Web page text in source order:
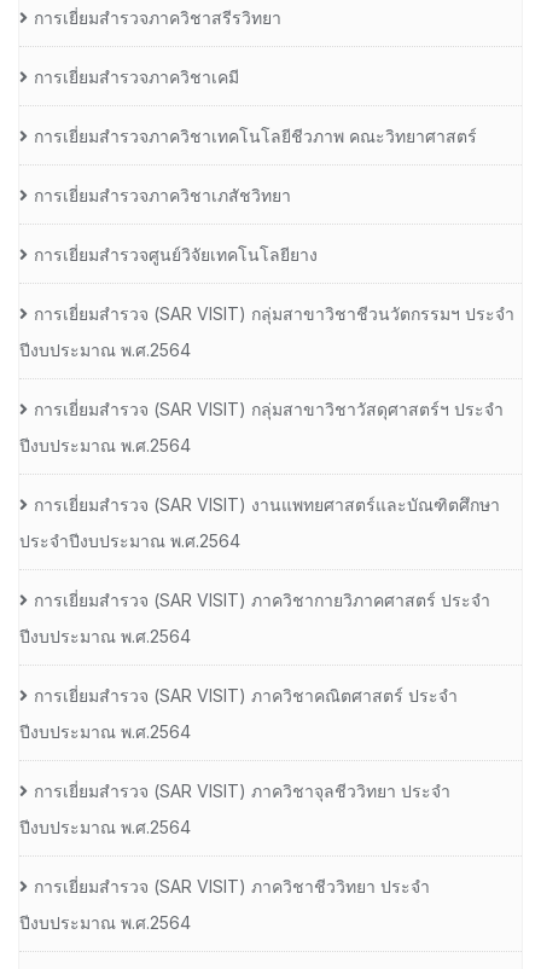
การเยี่ยมสำรวจภาควิชาสรีรวิทยา
การเยี่ยมสำรวจภาควิชาเคมี
การเยี่ยมสำรวจภาควิชาเทคโนโลยีชีวภาพ คณะวิทยาศาสตร์
การเยี่ยมสำรวจภาควิชาเภสัชวิทยา
การเยี่ยมสำรวจศูนย์วิจัยเทคโนโลยียาง
การเยี่ยมสํารวจ (SAR VISIT) กลุ่มสาขาวิชาชีวนวัตกรรมฯ ประจํา
ปีงบประมาณ พ.ศ.2564
การเยี่ยมสํารวจ (SAR VISIT) กลุ่มสาขาวิชาวัสดุศาสตร์ฯ ประจํา
ปีงบประมาณ พ.ศ.2564
การเยี่ยมสํารวจ (SAR VISIT) งานแพทยศาสตร์และบัณฑิตศึกษา
ประจําปีงบประมาณ พ.ศ.2564
การเยี่ยมสํารวจ (SAR VISIT) ภาควิชากายวิภาคศาสตร์ ประจํา
ปีงบประมาณ พ.ศ.2564
การเยี่ยมสํารวจ (SAR VISIT) ภาควิชาคณิตศาสตร์ ประจํา
ปีงบประมาณ พ.ศ.2564
การเยี่ยมสํารวจ (SAR VISIT) ภาควิชาจุลชีววิทยา ประจํา
ปีงบประมาณ พ.ศ.2564
การเยี่ยมสํารวจ (SAR VISIT) ภาควิชาชีววิทยา ประจํา
ปีงบประมาณ พ.ศ.2564